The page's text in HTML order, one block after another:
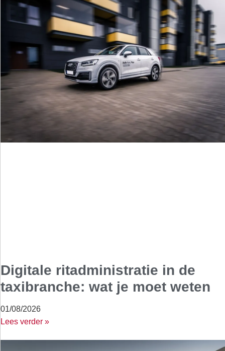
Digitale ritadministratie in de
taxibranche: wat je moet weten
01/08/2026
Lees verder »